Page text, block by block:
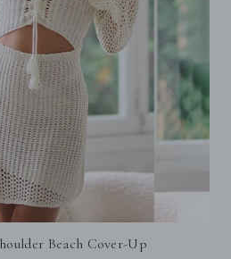
Beach Cover-Up